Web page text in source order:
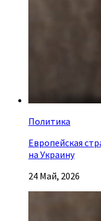
Политика
Европейская
на Украину
24 Май, 2026